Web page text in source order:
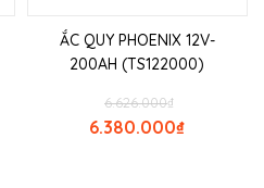
ẮC QUY PHOENIX 12V-
200AH (TS122000)
₫
6.626.000
₫
6.380.000